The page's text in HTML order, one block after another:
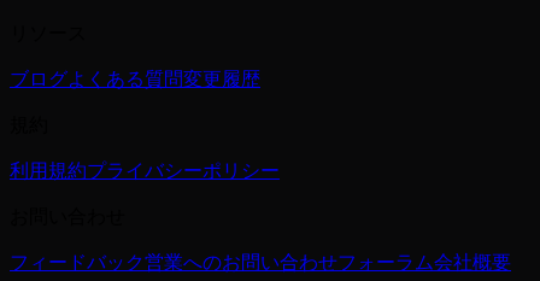
ブログよくある質問変更履歴
利用規約プライバシーポリシー
フィードバック営業へのお問い合わせフォーラム会社概要